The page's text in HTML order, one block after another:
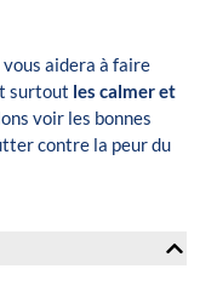
vous aidera à faire
surtout les calmer et
voir les bonnes
contre la peur du